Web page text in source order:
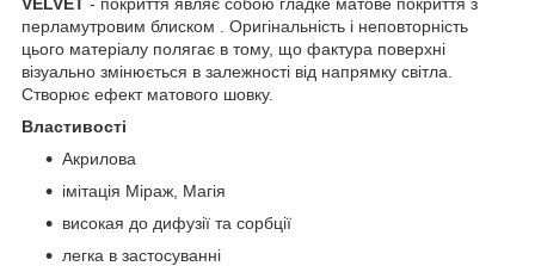
перламутровим блиском . Оригінальність і неповторність
цього матеріалу полягає в тому, що фактура поверхні
візуально змінюється в залежності від напрямку світла.
Створює ефект матового шовку.
Властивості
Акрилова
імітація Міраж, Магія
високая до дифузії та сорбції
легка в застосуванні